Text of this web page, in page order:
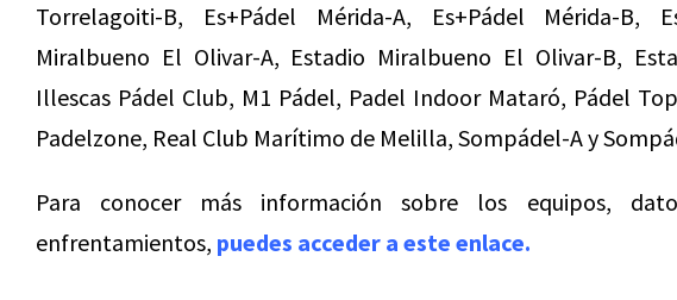
Torrelagoiti-B, Es+Pádel Mérida-A, Es+Pádel Mérida-B,
Miralbueno El Olivar-A, Estadio Miralbueno El Olivar-B,
Illescas Pádel Club, M1 Pádel, Padel Indoor Mataró, Pádel
Padelzone, Real Club Marítimo de Melilla, Sompádel-A y
Para conocer más información sobre los equipos,
enfrentamientos, puedes acceder a este enlace.